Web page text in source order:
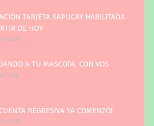
TARJETA SAPUCAY HABILITADA
DE HOY
2026
A TU MASCOTA, CON VOS
2026
REGRESIVA YA COMENZÓ!
2026